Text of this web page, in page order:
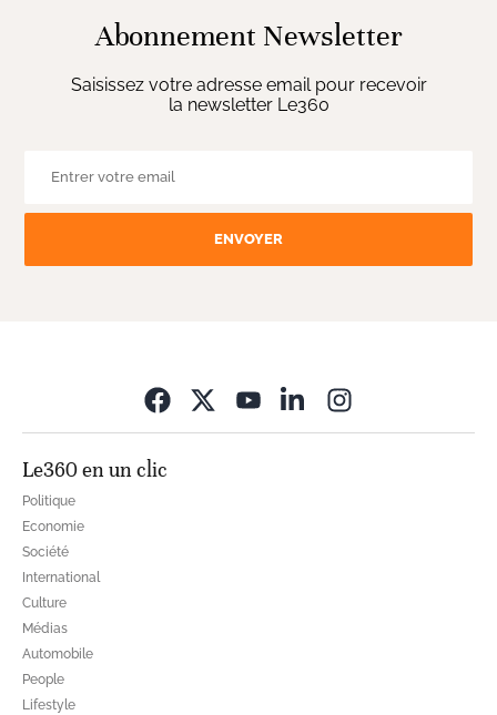
Abonnement Newsletter
Saisissez votre adresse email pour recevoir
la newsletter Le360
ENVOYER
Le360 en un clic
Politique
Economie
Société
International
Culture
Médias
Automobile
People
Lifestyle